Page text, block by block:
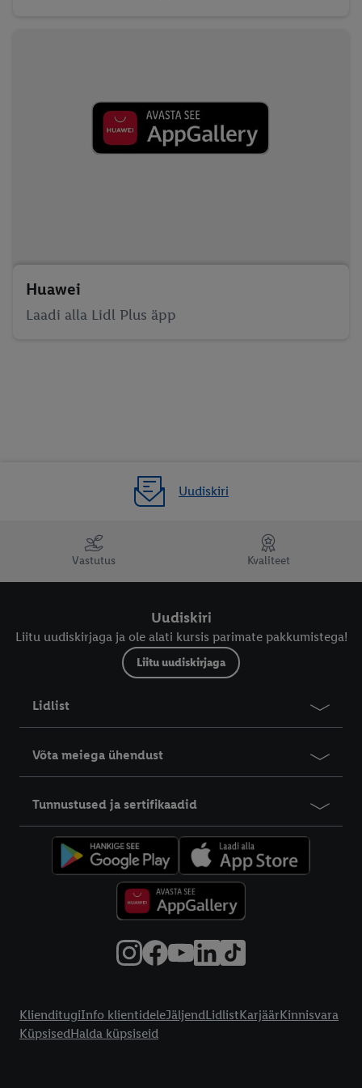
Huawei
Laadi alla Lidl Plus äpp
Uudiskiri
Vastutus Kvaliteet
Uudiskiri
Liitu uudiskirjaga ja ole alati kursis parimate pakkumistega!
Liitu uudiskirjaga
Lidlist
Võta meiega ühendust
Tunnustused ja sertifikaadid
KlienditugiInfo klientideleJäljendLidlistKarjäärKinnisvara
KüpsisedHalda küpsiseid